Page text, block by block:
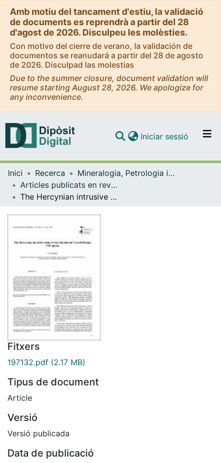
Amb motiu del tancament d'estiu, la validació
de documents es reprendrà a partir del 28
d'agost de 2026. Disculpeu les molèsties.
Con motivo del cierre de verano, la validación de
documentos se reanudará a partir del 28 de agosto
de 2026. Disculpad las molestias
Due to the summer closure, document validation will
resume starting August 28, 2026. We apologize for
any inconvenience.
Navega per tot el DD
Iniciar sessió (current)
Inici Recerca
Mineralogia, Petrologia i Geologia Aplicada
Articles publicats en revistes (Mineralogia, Petrologia i Geologia Aplicada)
The Hercynian intrusive rocks of the Catalonian Coastal Ranges (NE Spain).
Fitxers
197132.pdf (2.17 MB)
Tipus de document
Article
Versió
Versió publicada
Data de publicació